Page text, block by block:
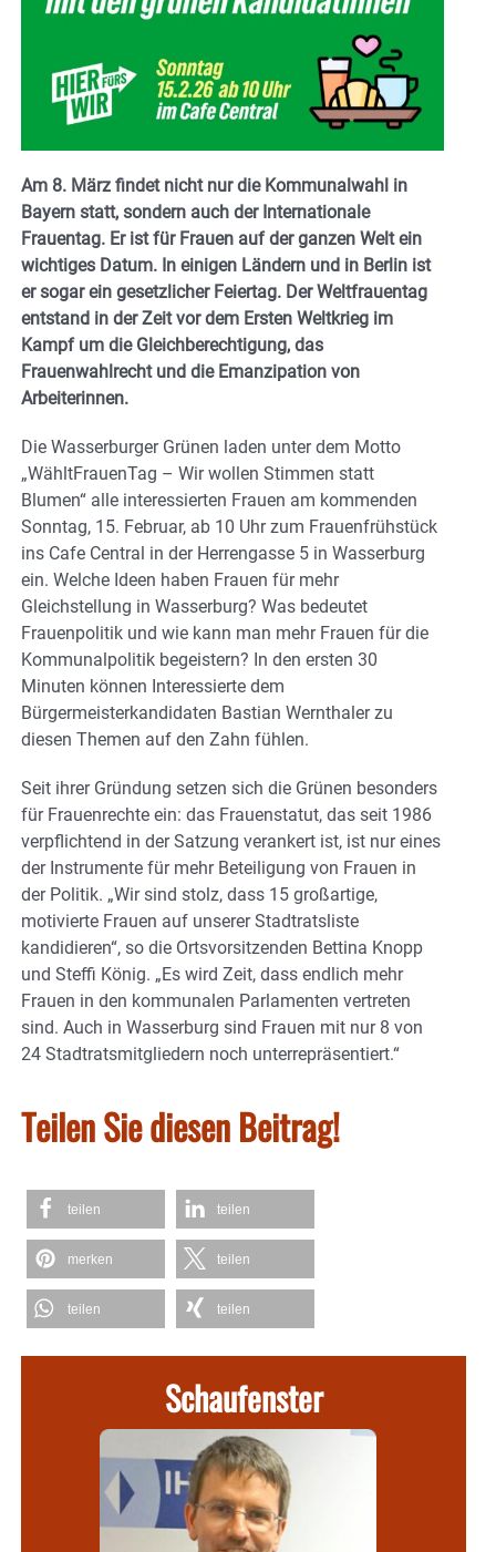
Am 8. März findet nicht nur die Kommunalwahl in
Bayern statt, sondern auch der Internationale
Frauentag. Er ist für Frauen auf der ganzen Welt ein
wichtiges Datum. In einigen Ländern und in Berlin ist
er sogar ein gesetzlicher Feiertag. Der Weltfrauentag
entstand in der Zeit vor dem Ersten Weltkrieg im
Kampf um die Gleichberechtigung, das
Frauenwahlrecht und die Emanzipation von
Arbeiterinnen.
Die Wasserburger Grünen laden unter dem Motto
„WähltFrauenTag – Wir wollen Stimmen statt
Blumen“ alle interessierten Frauen am kommenden
Sonntag, 15. Februar, ab 10 Uhr zum Frauenfrühstück
ins Cafe Central in der Herrengasse 5 in Wasserburg
ein. Welche Ideen haben Frauen für mehr
Gleichstellung in Wasserburg? Was bedeutet
Frauenpolitik und wie kann man mehr Frauen für die
Kommunalpolitik begeistern? In den ersten 30
Minuten können Interessierte dem
Bürgermeisterkandidaten Bastian Wernthaler zu
diesen Themen auf den Zahn fühlen.
Seit ihrer Gründung setzen sich die Grünen besonders
für Frauenrechte ein: das Frauenstatut, das seit 1986
verpflichtend in der Satzung verankert ist, ist nur eines
der Instrumente für mehr Beteiligung von Frauen in
der Politik. „Wir sind stolz, dass 15 großartige,
motivierte Frauen auf unserer Stadtratsliste
kandidieren“, so die Ortsvorsitzenden Bettina Knopp
und Steffi König. „Es wird Zeit, dass endlich mehr
Frauen in den kommunalen Parlamenten vertreten
sind. Auch in Wasserburg sind Frauen mit nur 8 von
24 Stadtratsmitgliedern noch unterrepräsentiert.“
Teilen Sie diesen Beitrag!
teilen teilen
merken teilen
teilen teilen
Schaufenster